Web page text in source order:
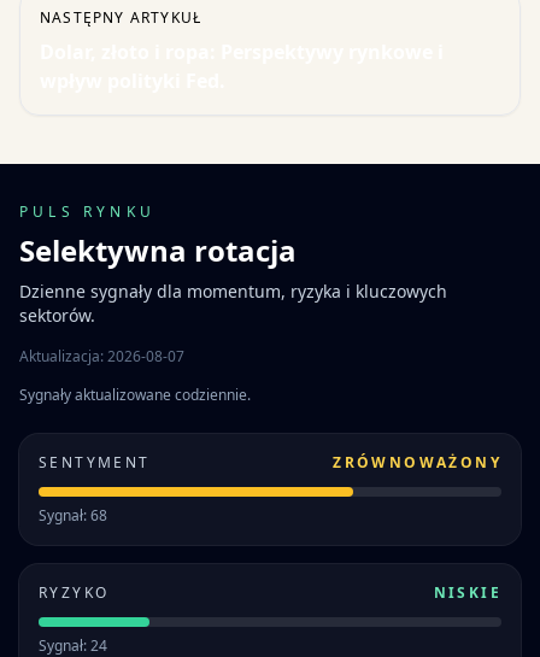
NASTĘPNY ARTYKUŁ
PULS RYNKU
Selektywna rotacja
Dzienne sygnały dla momentum, ryzyka i kluczowych
sektorów.
Aktualizacja: 2026-08-07
Sygnały aktualizowane codziennie.
SENTYMENT ZRÓWNOWAŻONY
Sygnał: 68
RYZYKO NISKIE
Sygnał: 24